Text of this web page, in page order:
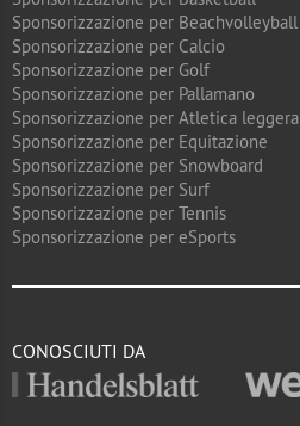
Sponsorizzazione per Beachvolleyball
Sponsorizzazione per Calcio
Sponsorizzazione per Golf
Sponsorizzazione per Pallamano
Sponsorizzazione per Atletica leggera
Sponsorizzazione per Equitazione
Sponsorizzazione per Snowboard
Sponsorizzazione per Surf
Sponsorizzazione per Tennis
Sponsorizzazione per eSports
CONOSCIUTI DA